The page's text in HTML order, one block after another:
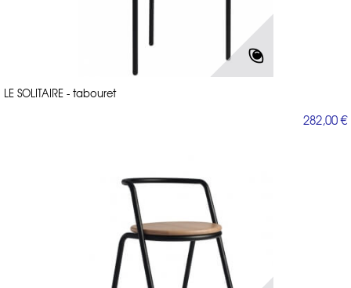
LE SOLITAIRE - tabouret
282,00 €